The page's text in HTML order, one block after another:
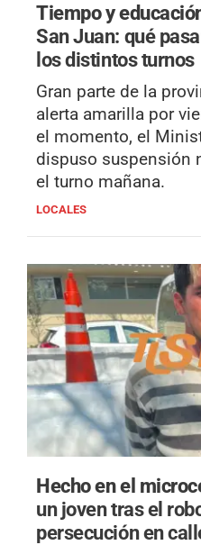
Tiempo y
San Juan: qué
los distintos turnos
Gran parte de la
alerta amarilla por
el momento, el
dispuso suspensión
el turno mañana.
LOCALES
Hecho en el
un joven tras el
persecución en